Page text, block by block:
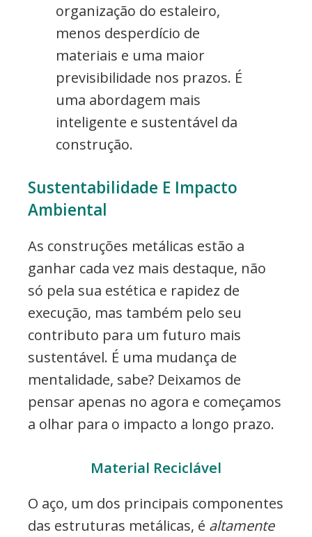
organização do estaleiro,
menos desperdício de
materiais e uma maior
previsibilidade nos prazos. É
uma abordagem mais
inteligente e sustentável da
construção.
Sustentabilidade E Impacto
Ambiental
As construções metálicas estão a
ganhar cada vez mais destaque, não
só pela sua estética e rapidez de
execução, mas também pelo seu
contributo para um futuro mais
sustentável. É uma mudança de
mentalidade, sabe? Deixamos de
pensar apenas no agora e começamos
a olhar para o impacto a longo prazo.
Material Reciclável
O aço, um dos principais componentes
das estruturas metálicas, é altamente